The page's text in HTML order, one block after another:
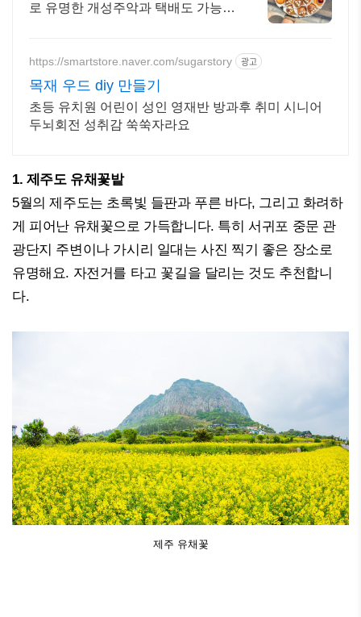
로 유명한 개성주악과 택배도 가능한
천하는 찹쌀 개성주악!
https://smartstore.naver.com/sugarstory 광고
목재 우드 diy 만들기
초등 유치원 어린이 성인 영재반 방과후 취미 시니어
두뇌회전 성취감 쑥쑥자라요
1. 제주도 유채꽃밭
5월의 제주도는 초록빛 들판과 푸른 바다, 그리고 화려하
게 피어난 유채꽃으로 가득합니다. 특히 서귀포 중문 관
광단지 주변이나 가시리 일대는 사진 찍기 좋은 장소로
유명해요. 자전거를 타고 꽃길을 달리는 것도 추천합니
다.
제주 유채꽃